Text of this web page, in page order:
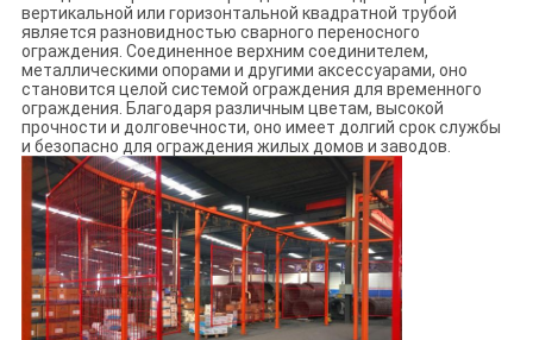
вертикальной или горизонтальной квадратной трубой
является разновидностью сварного переносного
ограждения. Соединенное верхним соединителем,
металлическими опорами и другими аксессуарами, оно
становится целой системой ограждения для временного
ограждения. Благодаря различным цветам, высокой
прочности и долговечности, оно имеет долгий срок службы
и безопасно для ограждения жилых домов и заводов.